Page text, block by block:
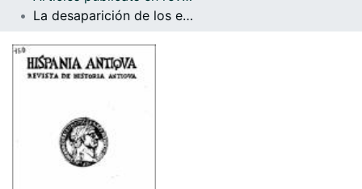
La desaparición de los espectáculos de gladiadores en Hispania